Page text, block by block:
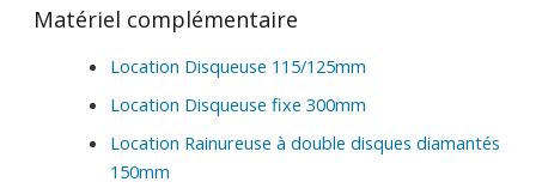
Matériel complémentaire
Location Disqueuse 115/125mm
Location Disqueuse fixe 300mm
Location Rainureuse à double disques diamantés
150mm